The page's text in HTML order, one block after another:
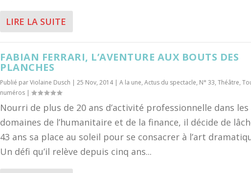
LIRE LA SUITE
FABIAN FERRARI, L’AVENTURE AUX BOUTS DES
PLANCHES
Publié parViolaine Dusch |25 Nov, 2014|A la une,Actus du spectacle, N° 33,Théâtre,
numéros |
Nourri de plus de 20 ans d’activité professionnelle dans les
domaines de l’humanitaire et de la finance, il décide de
43 ans sa place au soleil pour se consacrer à l’art
Un défi qu’il relève depuis cinq ans...